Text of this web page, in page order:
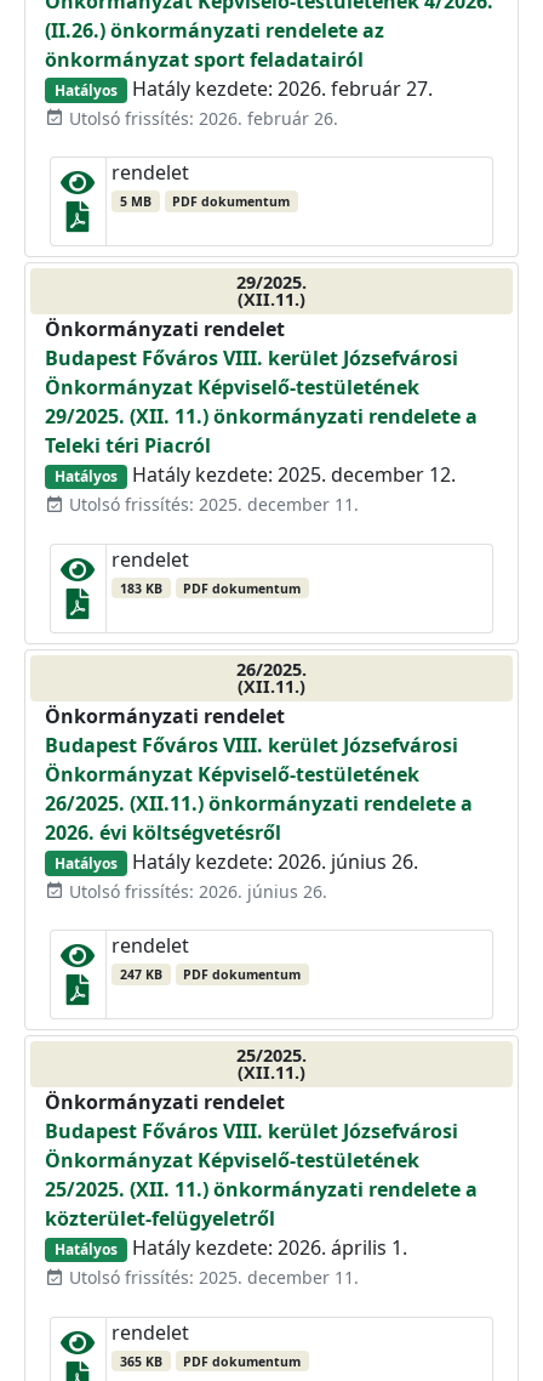
(II.26.) önkormányzati rendelete az
önkormányzat sport feladatairól
Hatályos Hatály kezdete: 2026. február 27.
event_available Utolsó frissítés: 2026. február 26.
rendelet
5 MB PDF dokumentum
29/2025.
(XII.11.)
Önkormányzati rendelet
Budapest Főváros VIII. kerület Józsefvárosi
Önkormányzat Képviselő-testületének
29/2025. (XII. 11.) önkormányzati rendelete a
Teleki téri Piacról
Hatályos Hatály kezdete: 2025. december 12.
event_available Utolsó frissítés: 2025. december 11.
rendelet
183 KB PDF dokumentum
26/2025.
(XII.11.)
Önkormányzati rendelet
Budapest Főváros VIII. kerület Józsefvárosi
Önkormányzat Képviselő-testületének
26/2025. (XII.11.) önkormányzati rendelete a
2026. évi költségvetésről
Hatályos Hatály kezdete: 2026. június 26.
event_available Utolsó frissítés: 2026. június 26.
rendelet
247 KB PDF dokumentum
25/2025.
(XII.11.)
Önkormányzati rendelet
Budapest Főváros VIII. kerület Józsefvárosi
Önkormányzat Képviselő-testületének
25/2025. (XII. 11.) önkormányzati rendelete a
közterület-felügyeletről
Hatályos Hatály kezdete: 2026. április 1.
event_available Utolsó frissítés: 2025. december 11.
rendelet
365 KB PDF dokumentum